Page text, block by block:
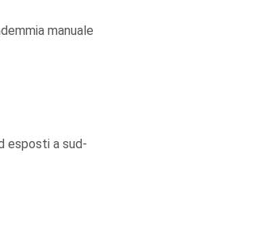
manuale
esposti a sud-